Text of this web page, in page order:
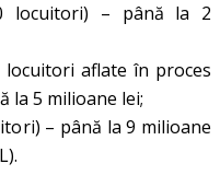
locuitori) – până la 2
locuitori aflate în proces
la 5 milioane lei;
– până la 9 milioane